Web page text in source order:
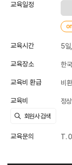
교육일정
교육시간 5
교육장소 한
교육비 환급 비
교육비 정
교육문의 T.